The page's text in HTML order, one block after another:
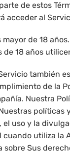
de estos
acceder al
de 18
de 18 años
también
de la
Nuestra
políticas
uso y la
utiliza la
sobre Sus